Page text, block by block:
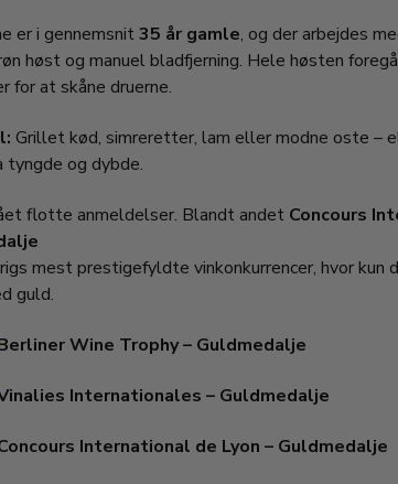
er i gennemsnit35 år gamle, og der arbejdes
høst og manuel bladfjerning. Hele høsten
for at skåne druerne.
Grillet kød, simreretter, lam eller modne oste –
tyngde og dybde.
flotte anmeldelser. Blandt andet Concours
mest prestigefyldte vinkonkurrencer, hvor kun
guld.
Wine Trophy – Guldmedalje
Internationales – Guldmedalje
International de Lyon – Guldmedalje